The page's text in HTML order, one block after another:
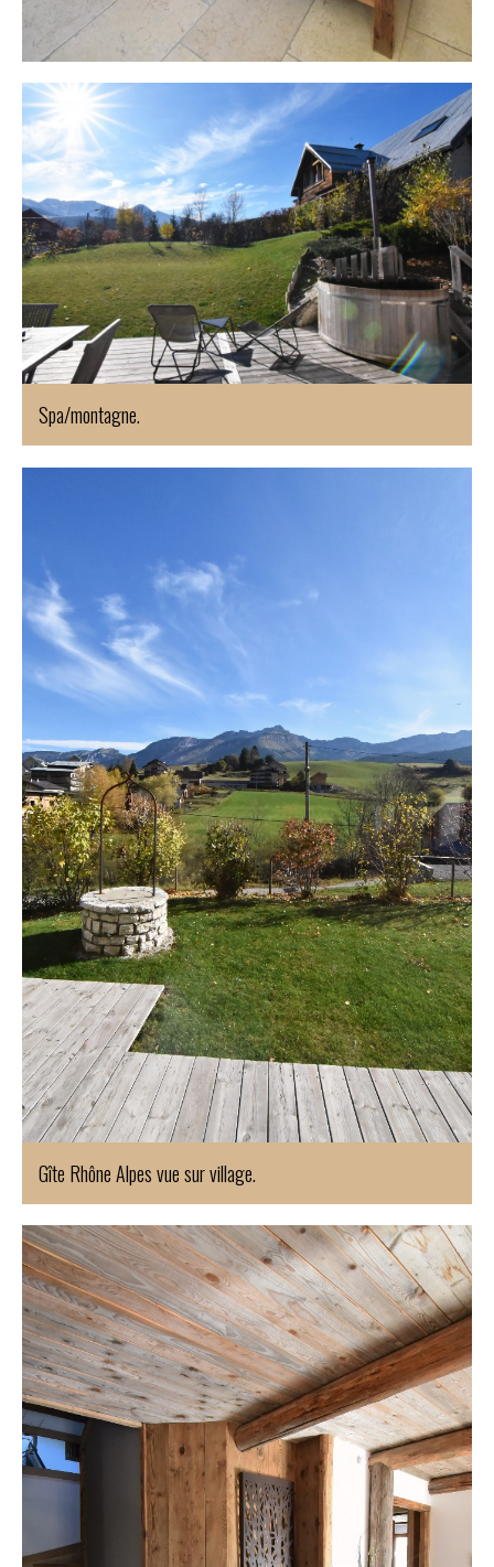
Spa/montagne.
Gîte Rhône Alpes vue sur village.